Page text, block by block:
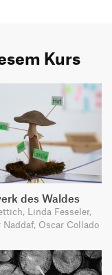
Kurs
des Waldes
Linda Fesseler,
Naddaf, Oscar Collado